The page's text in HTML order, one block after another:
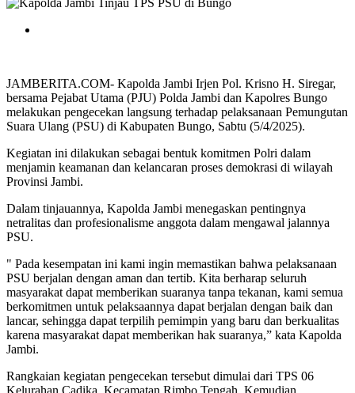
JAMBERITA.COM- Kapolda Jambi Irjen Pol. Krisno H. Siregar,
bersama Pejabat Utama (PJU) Polda Jambi dan Kapolres Bungo
melakukan pengecekan langsung terhadap pelaksanaan Pemungutan
Suara Ulang (PSU) di Kabupaten Bungo, Sabtu (5/4/2025).
Kegiatan ini dilakukan sebagai bentuk komitmen Polri dalam
menjamin keamanan dan kelancaran proses demokrasi di wilayah
Provinsi Jambi.
Dalam tinjauannya, Kapolda Jambi menegaskan pentingnya
netralitas dan profesionalisme anggota dalam mengawal jalannya
PSU.
" Pada kesempatan ini kami ingin memastikan bahwa pelaksanaan
PSU berjalan dengan aman dan tertib. Kita berharap seluruh
masyarakat dapat memberikan suaranya tanpa tekanan, kami semua
berkomitmen untuk pelaksaannya dapat berjalan dengan baik dan
lancar, sehingga dapat terpilih pemimpin yang baru dan berkualitas
karena masyarakat dapat memberikan hak suaranya,” kata Kapolda
Jambi.
Rangkaian kegiatan pengecekan tersebut dimulai dari TPS 06